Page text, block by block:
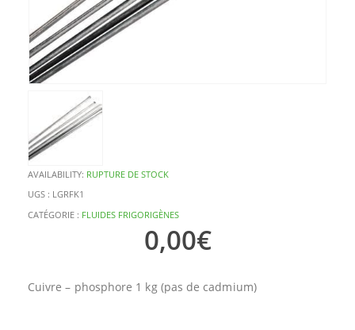
AVAILABILITY: RUPTURE DE STOCK
UGS : LGRFK1
CATÉGORIE : FLUIDES FRIGORIGÈNES
0,00€
Cuivre – phosphore 1 kg (pas de cadmium)